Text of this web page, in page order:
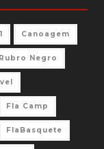
Canoagem
Negro
Fla Camp
FlaBasquete